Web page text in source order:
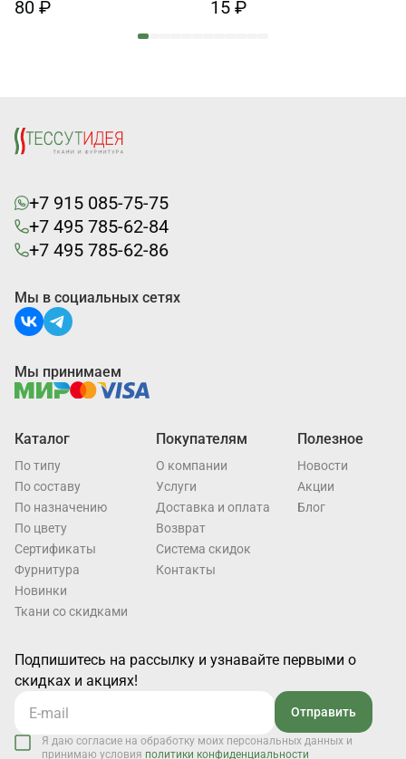
80 ₽ 15 ₽
+7 915 085-75-75
+7 495 785-62-84
+7 495 785-62-86
Каталог
По типу
По составу
По назначению
По цвету
Cертификаты
Фурнитура
Новинки
Ткани со скидками
Покупателям
О компании
Услуги
Доставка и оплата
Возврат
Система скидок
Контакты
Полезное
Новости
Акции
Блог
Подпишитесь на рассылку и узнавайте первыми о
скидках и акциях!
Отправить
Я даю согласие на обработку моих персональных данных и
принимаю условия политики конфиденциальности
Мы в социальных сетях
Мы принимаем